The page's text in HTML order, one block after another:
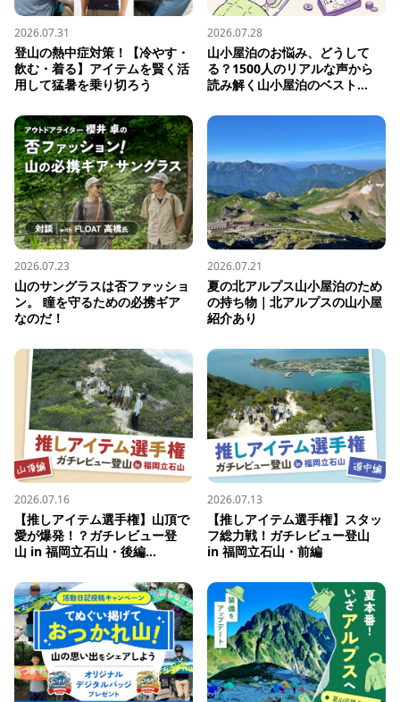
2026.07.31
登山の熱中症対策！【冷やす・
飲む・着る】アイテムを賢く活
用して猛暑を乗り切ろう
2026.07.28
山小屋泊のお悩み、どうして
る？1500人のリアルな声から
読み解く山小屋泊のベスト...
2026.07.23
山のサングラスは否ファッショ
ン。 瞳を守るための必携ギア
なのだ！
2026.07.21
夏の北アルプス山小屋泊のため
の持ち物｜北アルプスの山小屋
紹介あり
2026.07.16
【推しアイテム選手権】山頂で
愛が爆発！？ガチレビュー登
山 in 福岡立石山・後編...
2026.07.13
【推しアイテム選手権】スタッ
フ総力戦！ガチレビュー登山
in 福岡立石山・前編